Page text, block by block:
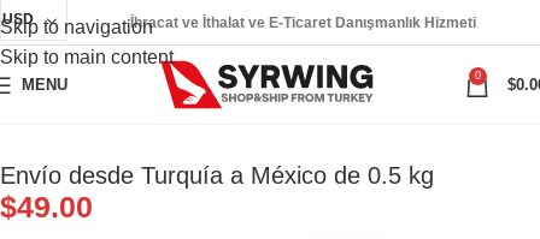
Skip to navigation
Skip to main content
USD İhracat ve İthalat ve E-Ticaret Danışmanlık Hizmeti
MENU
0
$
Envío desde Turquía a México de 0.5 kg
$49.00